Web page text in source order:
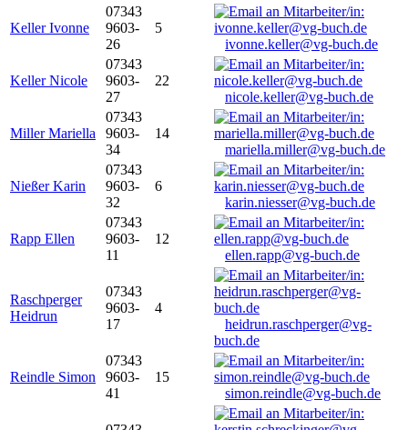
Keller Ivonne
07343
9603-
26
5
ivonne.keller@vg-buch.de
Keller Nicole
07343
9603-
27
22
nicole.keller@vg-buch.de
Miller Mariella
07343
9603-
34
14
mariella.miller@vg-buch.de
Nießer Karin
07343
9603-
32
6
karin.niesser@vg-buch.de
Rapp Ellen
07343
9603-
11
12
ellen.rapp@vg-buch.de
Raschperger
Heidrun
07343
9603-
17
4
heidrun.raschperger@vg-
buch.de
Reindle Simon
07343
9603-
41
15
simon.reindle@vg-buch.de